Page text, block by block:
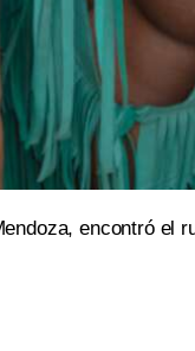
encontró el